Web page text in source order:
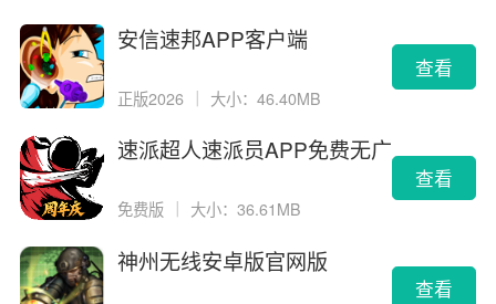
安信速邦APP客户端
正版2026 大小：46.40MB
查看
速派超人速派员APP免费无广
免费版 大小：36.61MB
查看
神州无线安卓版官网版
查看